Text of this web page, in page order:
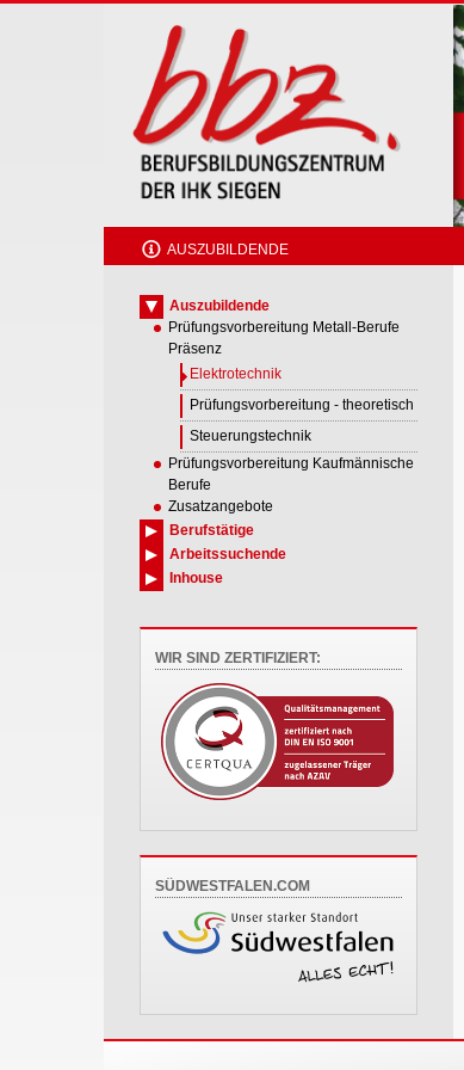
AUSZUBILDENDE
Auszubildende
Prüfungsvorbereitung Metall-Berufe
Präsenz
Elektrotechnik
Prüfungsvorbereitung - theoretisch
Steuerungstechnik
Prüfungsvorbereitung Kaufmännische
Berufe
Zusatzangebote
Berufstätige
Arbeitssuchende
Inhouse
WIR SIND ZERTIFIZIERT:
SÜDWESTFALEN.COM